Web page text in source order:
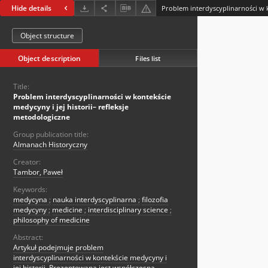
Hide details
Object structure
Object description Files list
Title:
Problem interdyscyplinarności w kontekście
medycyny i jej historii– refleksje
metodologiczne
Group publication title:
Almanach Historyczny
Creator:
Tambor, Paweł
Keywords:
medycyna ; nauka interdyscyplinarna ; filozofia
medycyny ; medicine ; interdisciplinary science ;
philosophy of medicine
Abstract:
Artykuł podejmuje problem
interdyscyplinarności w kontekście medycyny i